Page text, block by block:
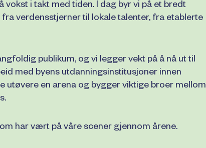
vokst i takt med tiden. I dag byr vi på et bredt
verdensstjerner til lokale talenter, fra etablerte
publikum, og vi legger vekt på å nå ut til
med byens utdanningsinstitusjoner innen
utøvere en arena og bygger viktige broer mellom
har vært på våre scener gjennom årene.